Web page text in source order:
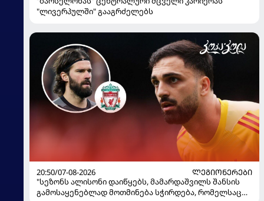
"ლივერპულში" გააგრძელებს
20:50/07-08-2026
ᲚᲔᲒᲘᲝᲜᲔᲠᲔᲑᲘ
"სეზონს ალისონი დაიწყებს, მამარდაშვილს შანსის
გამოსაყენებლად მოთმინება სჭირდება, რომელსაც